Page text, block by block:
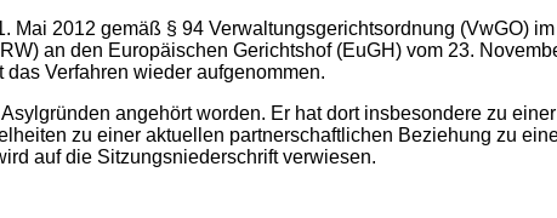
Mai 2012 gemäß § 94 Verwaltungsgerichtsordnung (VwGO)
an den Europäischen Gerichtshof (EuGH) vom 23.
Verfahren wieder aufgenommen.
angehört worden. Er hat dort insbesondere zu
zu einer aktuellen partnerschaftlichen Beziehung zu
auf die Sitzungsniederschrift verwiesen.